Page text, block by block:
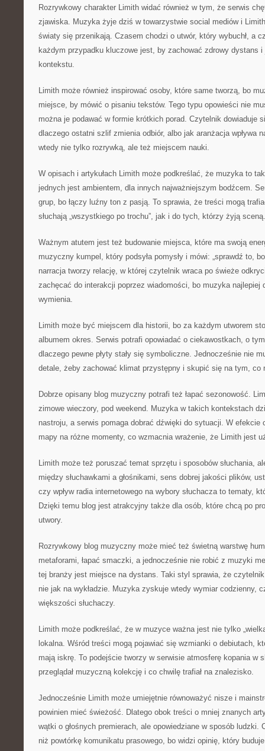
Rozrywkowy charakter Limith widać również w tym, że serwis
zjawiska. Muzyka żyje dziś w towarzystwie social mediów i
światy się przenikają. Czasem chodzi o utwór, który wybuchł, a
każdym przypadku kluczowe jest, by zachować zdrowy dystans
kontekstu.
Limith może również inspirować osoby, które same tworzą, bo
miejsce, by mówić o pisaniu tekstów. Tego typu opowieści nie
można je podawać w formie krótkich porad. Czytelnik dowiaduje
dlaczego ostatni szlif zmienia odbiór, albo jak aranżacja wpływa
wtedy nie tylko rozrywką, ale też miejscem nauki.
W opisach i artykułach Limith może podkreślać, że muzyka to
jednych jest ambientem, dla innych najważniejszym bodźcem.
grup, bo łączy luźny ton z pasją. To sprawia, że treści mogą
słuchają „wszystkiego po trochu”, jak i do tych, którzy żyją sceną.
Ważnym atutem jest też budowanie miejsca, które ma swoją
muzyczny kumpel, który podsyła pomysły i mówi: „sprawdź to,
narracja tworzy relację, w której czytelnik wraca po świeże
zachęcać do interakcji poprzez wiadomości, bo muzyka najlepiej
wymienia.
Limith może być miejscem dla historii, bo za każdym utworem
albumem okres. Serwis potrafi opowiadać o ciekawostkach, o
dlaczego pewne płyty stały się symboliczne. Jednocześnie nie
detale, żeby zachować klimat przystępny i skupić się na tym, co
Dobrze opisany blog muzyczny potrafi też łapać sezonowość.
zimowe wieczory, pod weekend. Muzyka w takich kontekstach
nastroju, a serwis pomaga dobrać dźwięki do sytuacji. W
mapy na różne momenty, co wzmacnia wrażenie, że Limith jest
Limith może też poruszać temat sprzętu i sposobów słuchania,
między słuchawkami a głośnikami, sens dobrej jakości plików,
czy wpływ radia internetowego na wybory słuchacza to tematy,
Dzięki temu blog jest atrakcyjny także dla osób, które chcą po
utwory.
Rozrywkowy blog muzyczny może mieć też świetną warstwę
metaforami, łapać smaczki, a jednocześnie nie robić z muzyki
tej branży jest miejsce na dystans. Taki styl sprawia, że
nie jak na wykładzie. Muzyka zyskuje wtedy wymiar codzienny,
większości słuchaczy.
Limith może podkreślać, że w muzyce ważna jest nie tylko
lokalna. Wśród treści mogą pojawiać się wzmianki o debiutach,
mają iskrę. To podejście tworzy w serwisie atmosferę kopania w
przeglądał muzyczną kolekcję i co chwilę trafiał na znalezisko.
Jednocześnie Limith może umiejętnie równoważyć nisze i
powinien mieć świeżość. Dlatego obok treści o mniej znanych
wątki o głośnych premierach, ale opowiedziane w sposób ludzki.
niż powtórkę komunikatu prasowego, bo widzi opinię, który